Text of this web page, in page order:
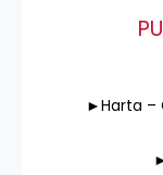
►Harta –